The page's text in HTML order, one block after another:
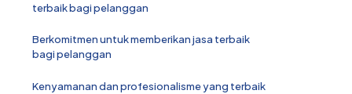
terbaik bagi pelanggan
Berkomitmen untuk memberikan jasa terbaik
bagi pelanggan
Kenyamanan dan profesionalisme yang terbaik